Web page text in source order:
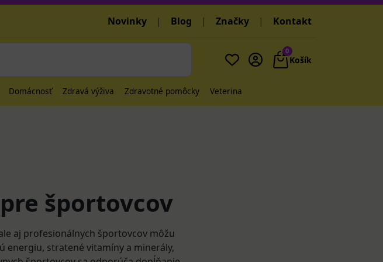
Novinky | Blog | Značky | Kontakt
0
Košík
Domácnosť Zdravá výživa Zdravotné pomôcky Veterina
športovcov
aj profesionálnych športovcov môžu
stratené vitamíny a minerály,